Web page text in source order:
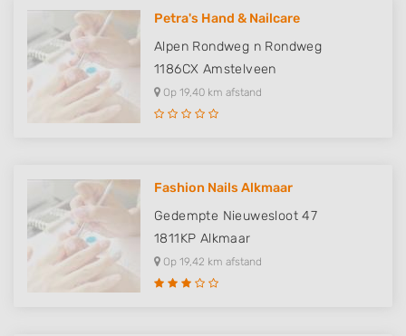
Petra's Hand & Nailcare
Alpen Rondweg n Rondweg
1186CX Amstelveen
Op 19,40 km afstand
Fashion Nails Alkmaar
Gedempte Nieuwesloot 47
1811KP Alkmaar
Op 19,42 km afstand